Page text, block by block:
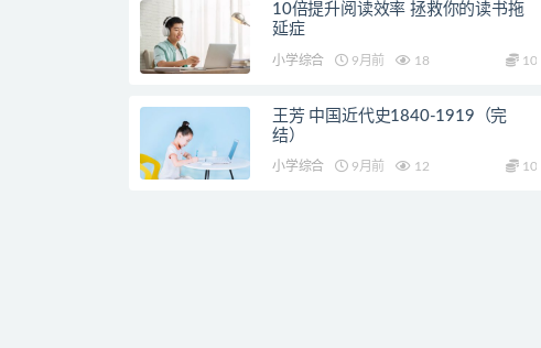
10倍提升阅读效率 拯救你的读书拖
延症
小学综合 9月前 18 10
王芳 中国近代史1840-1919（完
结）
小学综合 9月前 12 10